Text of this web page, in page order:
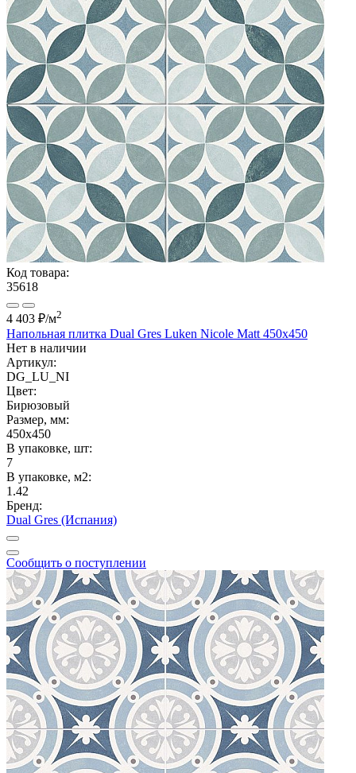
Код товара:
35618
4 403 ₽/м2
Напольная плитка Dual Gres Luken Nicole Matt 450x450
Нет в наличии
Артикул:
DG_LU_NI
Цвет:
Бирюзовый
Размер, мм:
450x450
В упаковке, шт:
7
В упаковке, м2:
1.42
Бренд:
Dual Gres (Испания)
Сообщить о поступлении